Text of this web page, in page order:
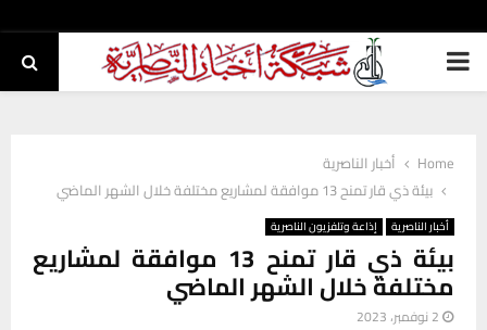
PRIMARY
Home
أخبار الناصرية
بيئة ذي قار تمنح 13 موافقة لمشاريع مختلفة خلال الشهر الماضي
أخبار الناصرية إذاعة وتلفزيون الناصرية
بيئة ذي قار تمنح 13 موافقة لمشاريع
مختلفة خلال الشهر الماضي
2 نوفمبر، 2023